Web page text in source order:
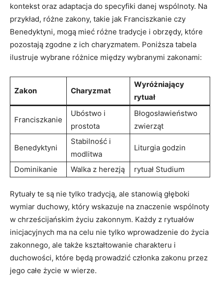
kontekst oraz adaptacja do specyfiki danej wspólnoty. Na
przykład, ​różne zakony,​ takie jak Franciszkanie czy
Benedyktyni, mogą mieć różne tradycje⁤ i obrzędy, które
pozostają zgodne z ich charyzmatem. Poniższa tabela
ilustruje wybrane różnice między wybranymi zakonami:
Zakon Charyzmat
Wyróżniający
rytuał
Franciszkanie
Ubóstwo i
prostota
Błogosławieństwo
zwierząt
Benedyktyni
Stabilność i
modlitwa
Liturgia godzin
Dominikanie Walka z herezją rytuał Studium
Rytuały te ‌są ⁣nie tylko tradycją, ale stanowią głęboki
⁢wymiar duchowy, który⁤ wskazuje na znaczenie wspólnoty
w‌ chrześcijańskim ⁤życiu zakonnym. Każdy z rytuałów
inicjacyjnych ma na celu nie ​tylko wprowadzenie do życia
zakonnego, ale także kształtowanie charakteru i
duchowości, które będą prowadzić członka zakonu przez
jego całe życie w wierze.